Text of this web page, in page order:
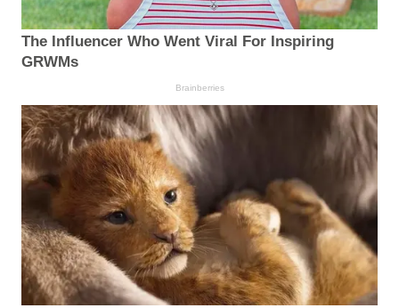
The Influencer Who Went Viral For Inspiring
GRWMs
Brainberries